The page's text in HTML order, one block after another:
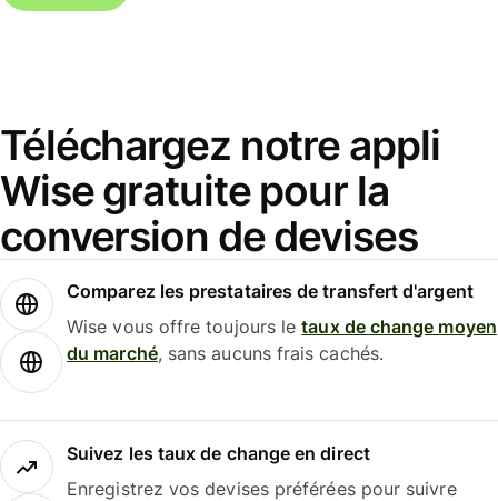
Téléchargez notre appli
Wise gratuite pour la
conversion de devises
Comparez les prestataires de transfert d'argent
Wise vous offre toujours letaux de change moyen
du marché, sans aucuns frais cachés.
Suivez les taux de change en direct
Enregistrez vos devises préférées pour suivre